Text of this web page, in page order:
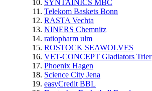
SYNTAINICS MBC
Telekom Baskets Bonn
RASTA Vechta
NINERS Chemnitz
ratiopharm ulm
ROSTOCK SEAWOLVES
VET-CONCEPT Gladiators Trier
Phoenix Hagen
Science City Jena
easyCredit BBL